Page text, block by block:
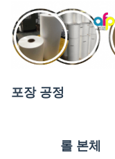
포장 공정
롤 본체